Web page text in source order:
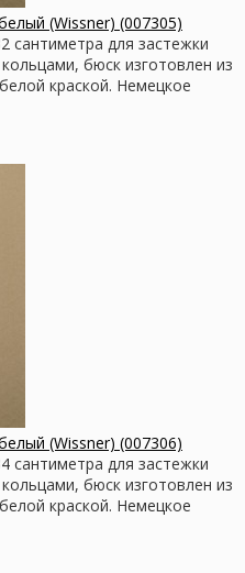
(Wissner) (007305)
сантиметра для застежки
бюск изготовлен из
краской. Немецкое
(Wissner) (007306)
сантиметра для застежки
бюск изготовлен из
краской. Немецкое